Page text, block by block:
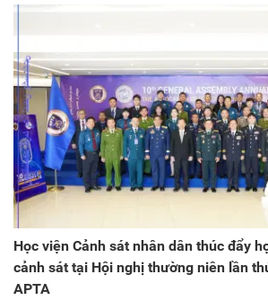
Học viện Cảnh sát nhân dân thúc đẩy
cảnh sát tại Hội nghị thường niên lần
APTA